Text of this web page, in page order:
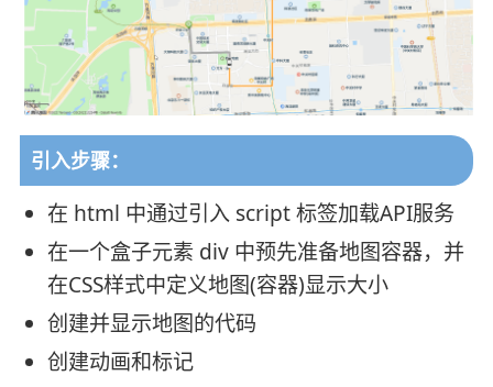
引入步骤：
在 html 中通过引入 script 标签加载API服务
在一个盒子元素 div 中预先准备地图容器，并
在CSS样式中定义地图(容器)显示大小
创建并显示地图的代码
创建动画和标记